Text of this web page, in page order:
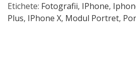
Etichete: Fotografii, IPhone,
Plus, IPhone X, Modul Portret,